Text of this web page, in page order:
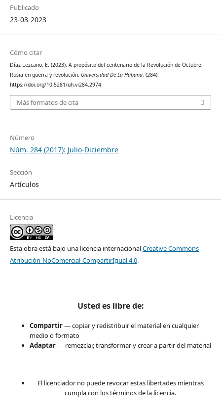
Publicado
23-03-2023
Cómo citar
Díaz Lezcano, E. (2023). A propósito del centenario de la Revolución de Octubre.
Rusia en guerra y revolución. Universidad De La Habana, (284).
https://doi.org/10.5281/uh.vi284.2974
Más formatos de cita
Número
Núm. 284 (2017): Julio-Diciembre
Sección
Artículos
Licencia
Esta obra está bajo una licencia internacionalCreative Commons
Atribución-NoComercial-CompartirIgual 4.0.
Usted es libre de:
Compartir— copiar y redistribuir el material en cualquier
medio o formato
Adaptar— remezclar, transformar y crear a partir del material
El licenciador no puede revocar estas libertades mientras
cumpla con los términos de la licencia.